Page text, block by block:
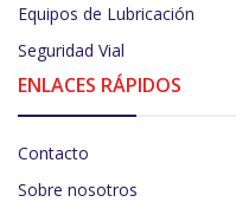
Equipos de Lubricación
Seguridad Vial
ENLACES RÁPIDOS
Contacto
Sobre nosotros